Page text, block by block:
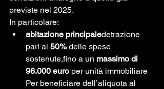
previste nel 2025.
In particolare:
abitazione principaledetrazione
pari al 50% delle spese
sostenute,fino a un massimo di
96.000 euro per unità immobiliare
Per beneficiare dell’aliquota al